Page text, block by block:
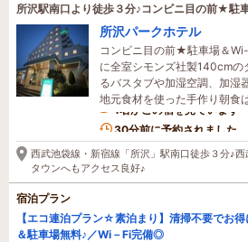
所沢駅南口より徒歩３分♪コンビニ目の前★駐
所沢パークホテル
コンビニ目の前★駐車場＆
に全室シモンズ社製140cmの
るバスタブや加湿空調、加湿
地元食材を使った手作り朝食
1名がこの宿を見ています
30分前に予約されました
西武池袋線・新宿線「所沢」駅南口徒歩３分♪
タウンへもアクセス良好♪
宿泊プラン
【エコ連泊プラン☆素泊まり】清掃不要でお
＆駐車場無料♪／Wi－Fi完備◎